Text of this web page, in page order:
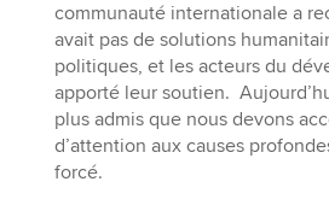
communauté internationale a
avait pas de solutions
politiques, et les acteurs du
apporté leur soutien.
plus admis que nous devons
d’attention aux causes
forcé.